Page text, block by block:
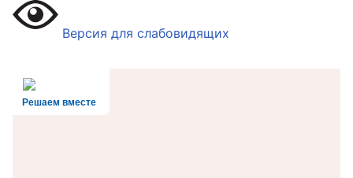
Версия для слабовидящих
Решаем вместе